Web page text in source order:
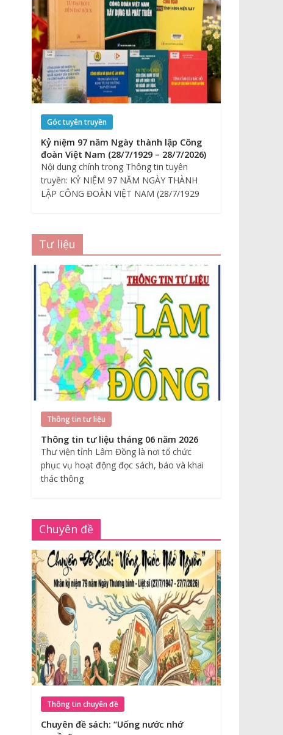
Góc tuyên truyền
Kỷ niệm 97 năm Ngày thành lập Công
đoàn Việt Nam (28/7/1929 – 28/7/2026)
Nội dung chính trong Thông tin tuyên
truyền: KỶ NIỆM 97 NĂM NGÀY THÀNH
LẬP CÔNG ĐOÀN VIỆT NAM (28/7/1929
Tư liệu
Thông tin tư liệu
Thông tin tư liệu tháng 06 năm 2026
Thư viện tỉnh Lâm Đồng là nơi tổ chức
phục vụ hoạt động đọc sách, báo và khai
thác thông
Chuyên đề
Thông tin chuyên đề
Chuyên đề sách: “Uống nước nhớ